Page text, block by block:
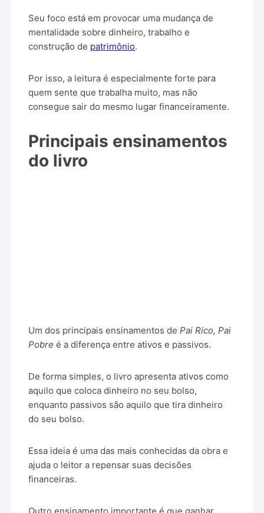
Seu foco está em provocar uma mudança de
mentalidade sobre dinheiro, trabalho e
construção de patrimônio.
Por isso, a leitura é especialmente forte para
quem sente que trabalha muito, mas não
consegue sair do mesmo lugar financeiramente.
Principais ensinamentos
do livro
Um dos principais ensinamentos dePai Rico, Pai
Pobre é a diferença entre ativos e passivos.
De forma simples, o livro apresenta ativos como
aquilo que coloca dinheiro no seu bolso,
enquanto passivos são aquilo que tira dinheiro
do seu bolso.
Essa ideia é uma das mais conhecidas da obra e
ajuda o leitor a repensar suas decisões
financeiras.